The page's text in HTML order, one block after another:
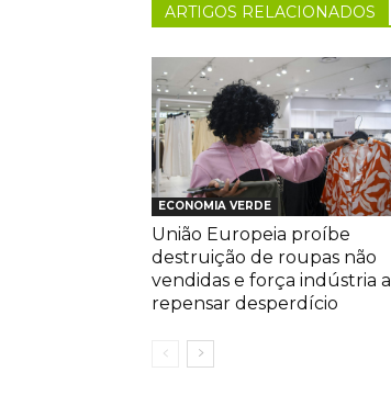
ARTIGOS RELACIONADOS
ECONOMIA VERDE
União Europeia proíbe
destruição de roupas não
vendidas e força indústria a
repensar desperdício